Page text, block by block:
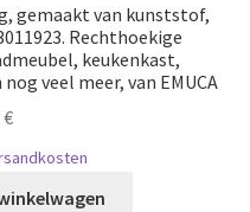
gemaakt van kunststof,
Rechthoekige
keukenkast,
veel meer, van EMUCA
€